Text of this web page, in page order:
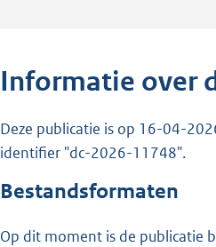
Informatie over
Deze publicatie is op 16-04-
identifier "dc-2026-11748".
Bestandsformaten
Op dit moment is de publicatie